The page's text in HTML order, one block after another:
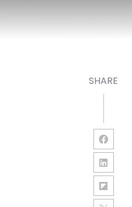
SHARE